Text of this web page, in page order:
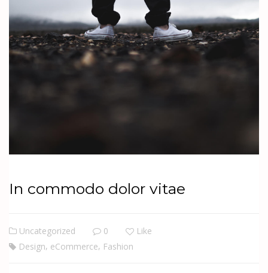
In commodo dolor vitae
Uncategorized 0
Like
Design, eCommerce, Fashion